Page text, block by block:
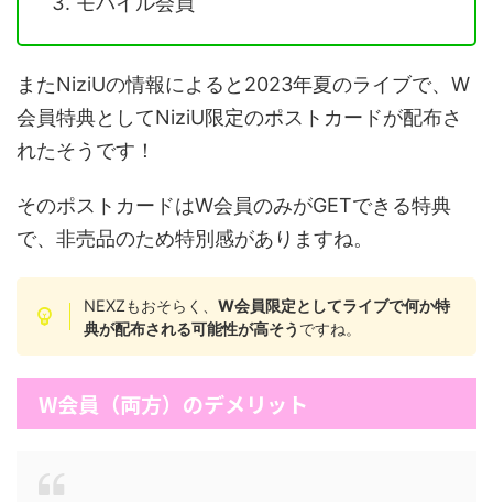
またNiziUの情報によると2023年夏のライブで、W
会員特典としてNiziU限定のポストカードが配布さ
れたそうです！
そのポストカードはW会員のみがGETできる特典
で、非売品のため特別感がありますね。
NEXZもおそらく、W会員限定としてライブで何か特
典が配布される可能性が高そう ですね。
W会員（両方）のデメリット